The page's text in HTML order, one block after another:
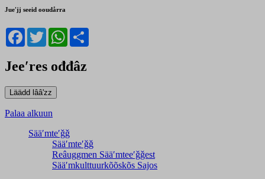
Jueʹjj seeid ooudårra
Facebook
TwitterWhatsApp
Jeeʹres ođđâz
Palaa alkuun
Sääʹmteʹǧǧ
Sääʹmteʹǧǧ
Reâuggmen Sääʹmteeʹǧǧest
Sääʹmkulttuurkõõskõs Sajos